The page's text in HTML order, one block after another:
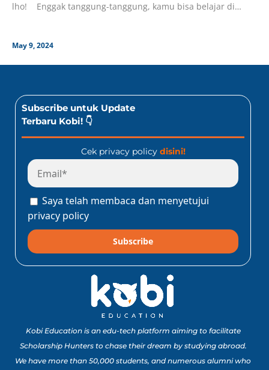
lho! Enggak tanggung-tanggung, kamu bisa belajar di
May 9, 2024
Subscribe untuk Update
Terbaru Kobi! 👇
Cek privacy policy disini!
Saya telah membaca dan menyetujui
privacy policy
Subscribe
Kobi Education is an edu-tech platform aiming to facilitate
Scholarship Hunters to chase their dream by studying abroad.
We have more than 50,000 students, and numerous alumni who